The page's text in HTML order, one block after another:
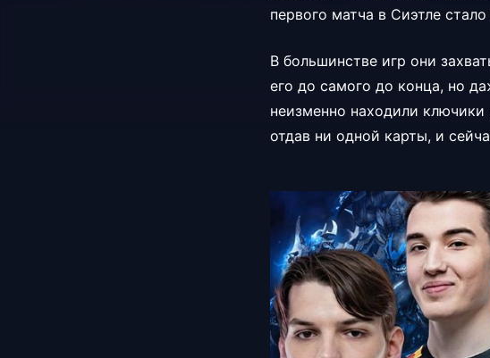
первого матча в Сиэтле
В большинстве игр они
его до самого до конца, но
неизменно находили ключики
отдав ни одной карты, и